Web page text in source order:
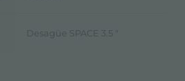
Desagüe SPACE 3.5 "